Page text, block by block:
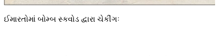
ઈમારતોમાં બોમ્બ સ્કવોડ દ્વારા ચેકીંગઃ